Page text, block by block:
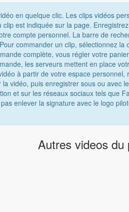
en quelque clic. Les clips vidéos
est indiquée sur la page.
compte personnel. La barre de
commander un clip, sélectionnez
complète, vous régler votre
les serveurs mettent en place
à partir de votre espace
vidéo, puis enregistrer sous ou avec
et sur les réseaux sociaux tels que
enlever la signature avec le logo
Autres videos du